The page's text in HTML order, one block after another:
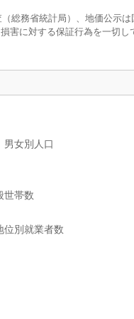
総務省統計局）、地価公示
害に対する保証行為を一切
男女別人口
世帯数
位別就業者数